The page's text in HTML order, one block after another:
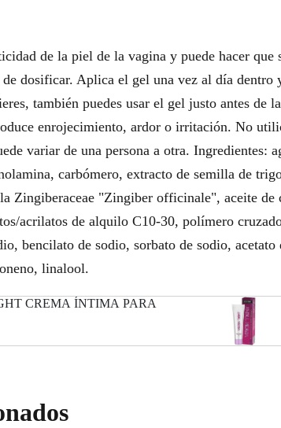
de la piel de la vagina y puede hacer que
dosificar. Aplica el gel una vez al día dentro
también puedes usar el gel justo antes de
enrojecimiento, ardor o irritación. No
variar de una persona a otra. Ingredientes:
carbómero, extracto de semilla de
Zingiberaceae "Zingiber officinale", aceite de
acrilatos de alquilo C10-30, polímero
bencilato de sodio, sorbato de sodio,
linalool.
CREMA ÍNTIMA PARA